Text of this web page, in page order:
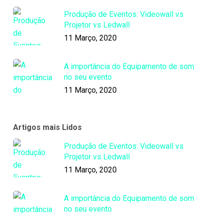
Produção de Eventos: Videowall vs
Projetor vs Ledwall
11 Março, 2020
A importância do Equipamento de som
no seu evento
11 Março, 2020
Artigos mais Lidos
Produção de Eventos: Videowall vs
Projetor vs Ledwall
11 Março, 2020
A importância do Equipamento de som
no seu evento